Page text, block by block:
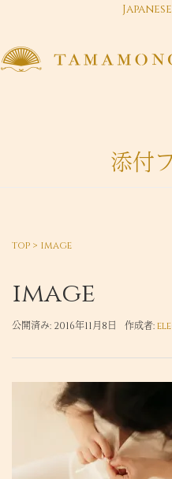
Japanese
添付
top > image
image
公開済み: 2016年11月8日 作成者: